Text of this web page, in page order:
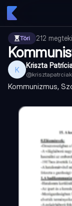
Töri 212
K Kriszta
@krisztapatrciak
Kommunizmus,